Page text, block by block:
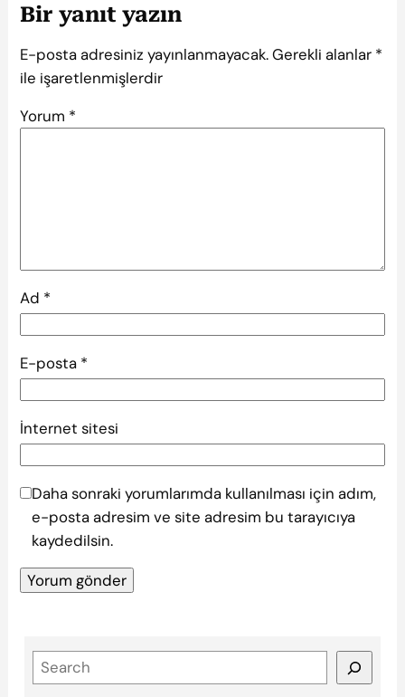
Bir yanıt yazın
E-posta adresiniz yayınlanmayacak.Gerekli alanlar *
ile işaretlenmişlerdir
Yorum *
Ad *
E-posta *
İnternet sitesi
Daha sonraki yorumlarımda kullanılması için adım,
e-posta adresim ve site adresim bu tarayıcıya
kaydedilsin.
e